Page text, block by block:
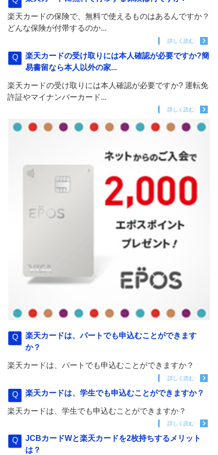
楽天カードの保険で、無料で使えるものはあるんですか？
どんな保険が付帯するのか...
詳しく読む
楽天カードの受け取りには本人確認が必要ですか?簡
易書留なら本人以外の家...
楽天カードの受け取りには本人確認が必要ですか? 運転免
許証やマイナンバーカード...
詳しく読む
楽天カードは、パートでも申込むことができます
か？
楽天カードは、パートでも申込むことができますか？
詳しく読む
楽天カードは、学生でも申込むことができますか？
楽天カードは、学生でも申込むことができますか？
詳しく読む
JCBカードWと楽天カードを2枚持ちするメリット
は？